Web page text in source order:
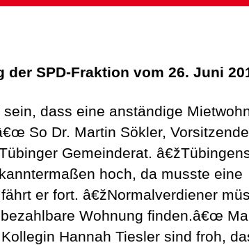
der SPD-Fraktion vom 26. Juni
dass eine anständige
So Dr. Martin Sökler,
Gemeinderat.
hoch, da musste eine
er fort. â€žNormalverdiener
Wohnung finden.â€œ
Hannah Tiesler sind froh,